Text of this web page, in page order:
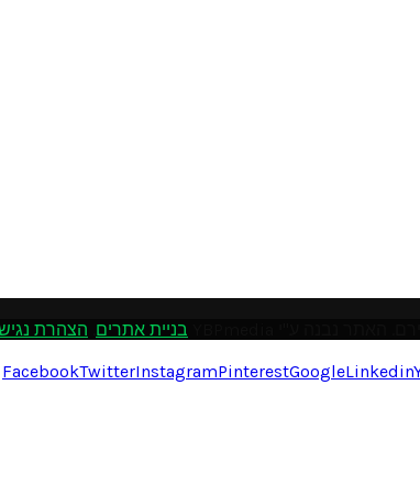
בניית אתרים הצהרת
FacebookTwitterInstagramPinterestGoogleLinkedin